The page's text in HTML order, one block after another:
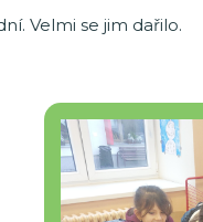
Velmi se jim dařilo.